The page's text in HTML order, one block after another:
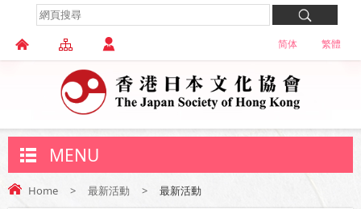
繁體
简体
MENU
Home > 最新活動 > 最新活動